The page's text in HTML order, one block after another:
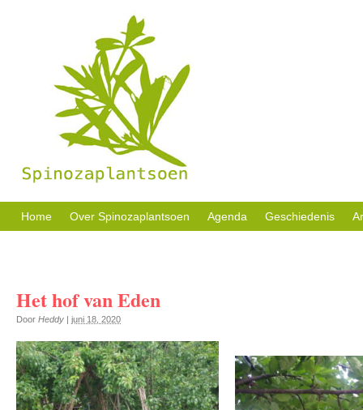
Home Over Spinozaplantsoen Agenda Geschiedenis
Het hof van Eden
Door Heddy | juni 18, 2020